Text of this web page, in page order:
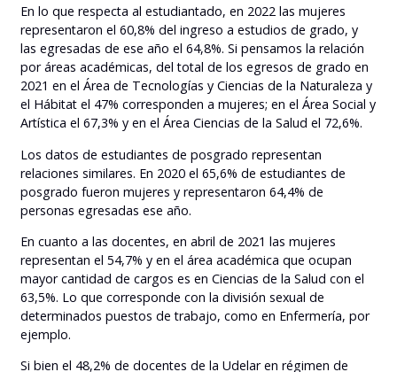
En lo que respecta al estudiantado, en 2022 las mujeres
representaron el 60,8% del ingreso a estudios de grado, y
las egresadas de ese año el 64,8%. Si pensamos la relación
por áreas académicas, del total de los egresos de grado en
2021 en el Área de Tecnologías y Ciencias de la Naturaleza y
el Hábitat el 47% corresponden a mujeres; en el Área Social y
Artística el 67,3% y en el Área Ciencias de la Salud el 72,6%.
Los datos de estudiantes de posgrado representan
relaciones similares. En 2020 el 65,6% de estudiantes de
posgrado fueron mujeres y representaron 64,4% de
personas egresadas ese año.
En cuanto a las docentes, en abril de 2021 las mujeres
representan el 54,7% y en el área académica que ocupan
mayor cantidad de cargos es en Ciencias de la Salud con el
63,5%. Lo que corresponde con la división sexual de
determinados puestos de trabajo, como en Enfermería, por
ejemplo.
Si bien el 48,2% de docentes de la Udelar en régimen de